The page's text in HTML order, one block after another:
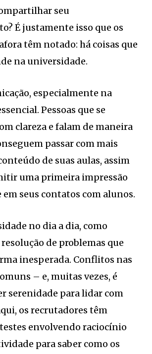
seu
É justamente isso que os
têm notado: há coisas que
na universidade.
especialmente na
Pessoas que se
clareza e falam de maneira
passar com mais
de suas aulas, assim
uma primeira impressão
em seus contatos com alunos.
no dia a dia, como
resolução de problemas que
inesperada. Conflitos nas
– e, muitas vezes, é
serenidade para lidar com
os recrutadores têm
envolvendo raciocínio
para saber como os